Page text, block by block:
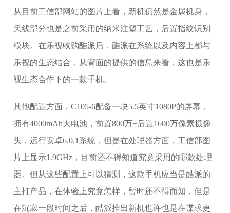
从目前工信部网站的图片上看，新机仍然是金属机身，
天线部分也是之前采用的纳米注塑工艺，后置指纹识别
模块。在乐视收购酷派后，酷派在系统以及内容上都与
乐视的生态结合，从背面的提供的信息来看，这也是乐
视生态合作下的一款手机。
其他配置方面，C105-6配备一块5.5英寸1080P的屏幕，
拥有4000mAh大电池，前置800万+后置1600万像素摄像
头，运行安卓6.0.1系统，但是在处理器方面，工信部图
片上显示1.9GHz，目前还不得知道究竟采用的哪款处理
器。但从这些配置上可以猜测，这款手机应当是酷派的
主打产品，在体验上究竟怎样，暂时还不得而知，但是
在沉寂一段时间之后，酷派推出新机也许也是在谋求更